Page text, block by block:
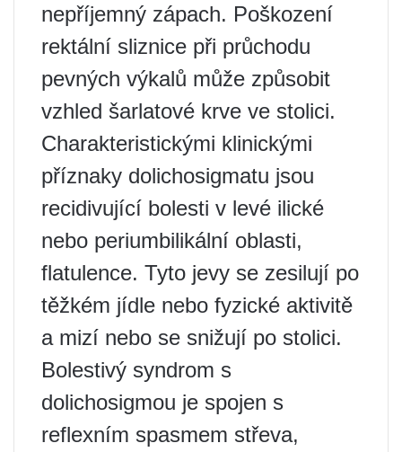
nepříjemný zápach. Poškození
rektální sliznice při průchodu
pevných výkalů může způsobit
vzhled šarlatové krve ve stolici.
Charakteristickými klinickými
příznaky dolichosigmatu jsou
recidivující bolesti v levé ilické
nebo periumbilikální oblasti,
flatulence. Tyto jevy se zesilují po
těžkém jídle nebo fyzické aktivitě
a mizí nebo se snižují po stolici.
Bolestivý syndrom s
dolichosigmou je spojen s
reflexním spasmem střeva,